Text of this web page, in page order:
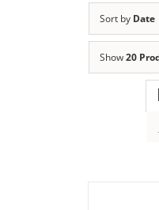
Sort by Date
Show20